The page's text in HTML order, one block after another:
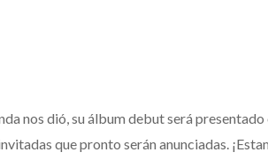
nos dió, su álbum debut será
que pronto serán anunciadas.